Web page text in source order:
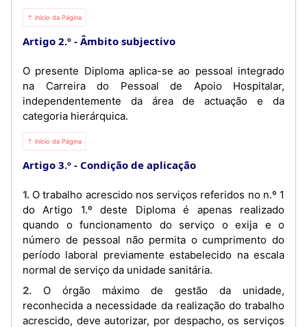
⇡ Início da Página
Artigo 2.º Âmbito subjectivo
O presente Diploma aplica-se ao pessoal integrado
na Carreira do Pessoal de Apoio Hospitalar,
independentemente da área de actuação e da
categoria hierárquica.
⇡ Início da Página
Artigo 3.º Condição de aplicação
1. O trabalho acrescido nos serviços referidos no n.º 1
do Artigo 1.º deste Diploma é apenas realizado
quando o funcionamento do serviço o exija e o
número de pessoal não permita o cumprimento do
período laboral previamente estabelecido na escala
normal de serviço da unidade sanitária.
2. O órgão máximo de gestão da unidade,
reconhecida a necessidade da realização do trabalho
acrescido, deve autorizar, por despacho, os serviços